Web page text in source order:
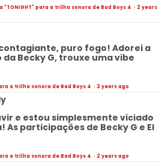
"TONIGHT" para a trilha sonora de Bad Boys 4 · 2 years
puro fogo! Adorei a
Becky G, trouxe uma vibe
a trilha sonora de Bad Boys 4 · 2 years ago
e estou simplesmente viciado
As participações de Becky G e El
a trilha sonora de Bad Boys 4 · 2 years ago